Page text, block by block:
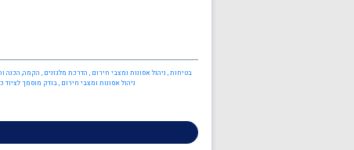
בטיחות , ניהול אסונות ומצבי חירום , הדרכת מלגזנים , הקמה,
ניהול אסונות ומצבי חירום , בודק מוסמך